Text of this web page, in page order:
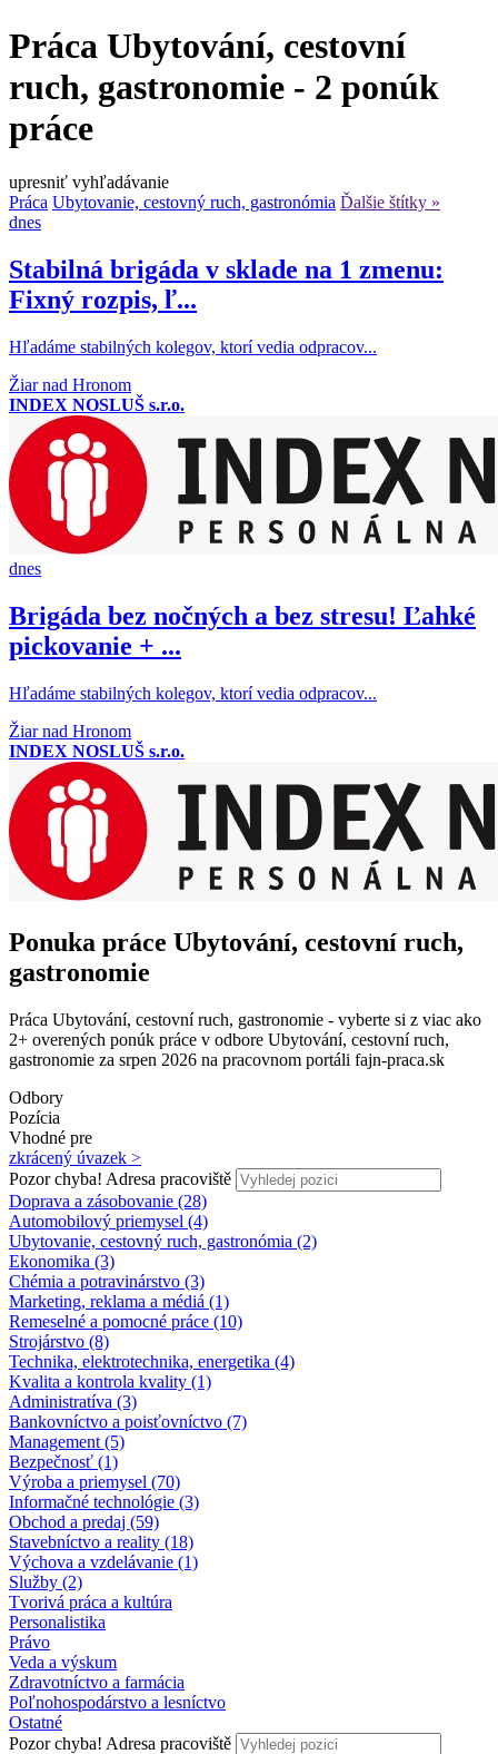
Práca Ubytování, cestovní
ruch, gastronomie - 2 ponúk
práce
upresniť vyhľadávanie
Práca Ubytovanie, cestovný ruch, gastronómia Ďalšie štítky »
dnes
Stabilná brigáda v sklade na 1 zmenu:
Fixný rozpis, ľ...
Hľadáme stabilných kolegov, ktorí vedia odpracov...
Žiar nad Hronom
INDEX NOSLUŠ s.r.o.
dnes
Brigáda bez nočných a bez stresu! Ľahké
pickovanie + ...
Hľadáme stabilných kolegov, ktorí vedia odpracov...
Žiar nad Hronom
INDEX NOSLUŠ s.r.o.
Ponuka práce Ubytování, cestovní ruch,
gastronomie
Práca Ubytování, cestovní ruch, gastronomie - vyberte si z viac ako
2+ overených ponúk práce v odbore Ubytování, cestovní ruch,
gastronomie za srpen 2026 na pracovnom portáli fajn-praca.sk
Odbory
Pozícia
Vhodné pre
zkrácený úvazek >
Pozor chyba! Adresa pracoviště
Doprava a zásobovanie (28)
Automobilový priemysel (4)
Ubytovanie, cestovný ruch, gastronómia (2)
Ekonomika (3)
Chémia a potravinárstvo (3)
Marketing, reklama a médiá (1)
Remeselné a pomocné práce (10)
Strojárstvo (8)
Technika, elektrotechnika, energetika (4)
Kvalita a kontrola kvality (1)
Administratíva (3)
Bankovníctvo a poisťovníctvo (7)
Management (5)
Bezpečnosť (1)
Výroba a priemysel (70)
Informačné technológie (3)
Obchod a predaj (59)
Stavebníctvo a reality (18)
Výchova a vzdelávanie (1)
Služby (2)
Tvorivá práca a kultúra
Personalistika
Právo
Veda a výskum
Zdravotníctvo a farmácia
Poľnohospodárstvo a lesníctvo
Ostatné
Pozor chyba! Adresa pracoviště